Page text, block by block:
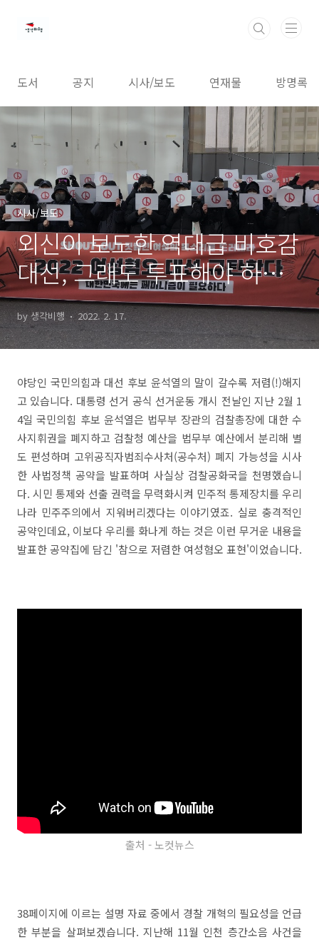
도서 공지 시사/보도 연재물 방명록
시사/보도
외신이 보도한 역대급 비호감
대선, 그래도 투표해야 하는
이유
by 생각비행 2022. 2. 17.
야당인 국민의힘과 대선 후보 윤석열의 말이 갈수록 저렴(!)해지
고 있습니다. 대통령 선거 공식 선거운동 개시 전날인 지난 2월 1
4일 국민의힘 후보 윤석열은 법무부 장관의 검찰총장에 대한 수
사지휘권을 폐지하고 검찰청 예산을 법무부 예산에서 분리해 별
도 편성하며 고위공직자범죄수사처(공수처) 폐지 가능성을 시사
한 사법정책 공약을 발표하며 사실상 검찰공화국을 천명했습니
다. 시민 통제와 선출 권력을 무력화시켜 민주적 통제장치를 우리
나라 민주주의에서 지워버리겠다는 이야기였죠. 실로 충격적인
공약인데요, 이보다 우리를 화나게 하는 것은 이런 무거운 내용을
발표한 공약집에 담긴 '참으로 저렴한 여성혐오 표현'이었습니다.
출처 - 노컷뉴스
38페이지에 이르는 설명 자료 중에서 경찰 개혁의 필요성을 언급
한 부분을 살펴보겠습니다. 지난해 11월 인천 층간소음 사건을